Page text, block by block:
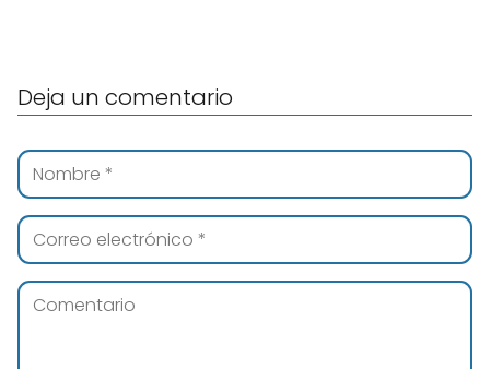
Deja un comentario